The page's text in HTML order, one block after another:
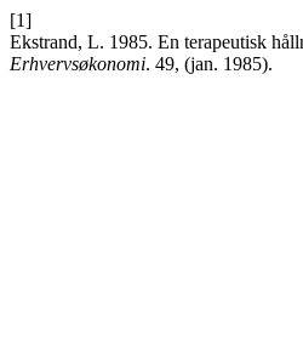
[1]
Ekstrand, L. 1985. En terapeutisk
Erhvervsøkonomi. 49, (jan. 1985).